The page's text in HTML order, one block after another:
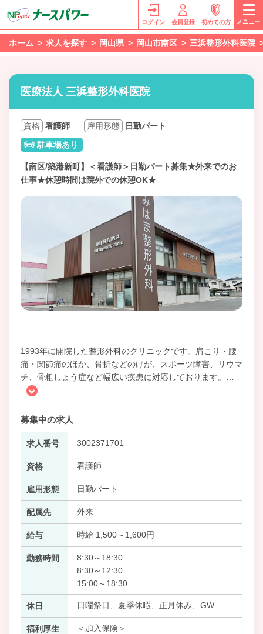
ログイン 会員登録 初めての方 メニュー
ホーム 求人を探す 岡山県 岡山市南区 三浜整形外科医院
医療法人 三浜整形外科医院
資格 看護師 雇用形態
日勤パート
駐車場あり
【南区/築港新町】＜看護師＞日勤パート募集★外来でのお
仕事★休憩時間は院外での休憩OK★
1993年に開院した整形外科のクリニックです。肩こり・腰
痛・関節痛のほか、骨折などのけが、スポーツ障害、リウマ
チ、骨粗しょう症など幅広い疾患に対応しております。
募集中の求人
求人番号 3002371701
資格 看護師
雇用形態 日勤パート
配属先 外来
給与 時給 1,500～1,600円
勤務時間
8:30～18:30
8:30～12:30
15:00～18:30
休日 日曜祭日、夏季休暇、正月休み、GW
福利厚生
＜加入保険＞